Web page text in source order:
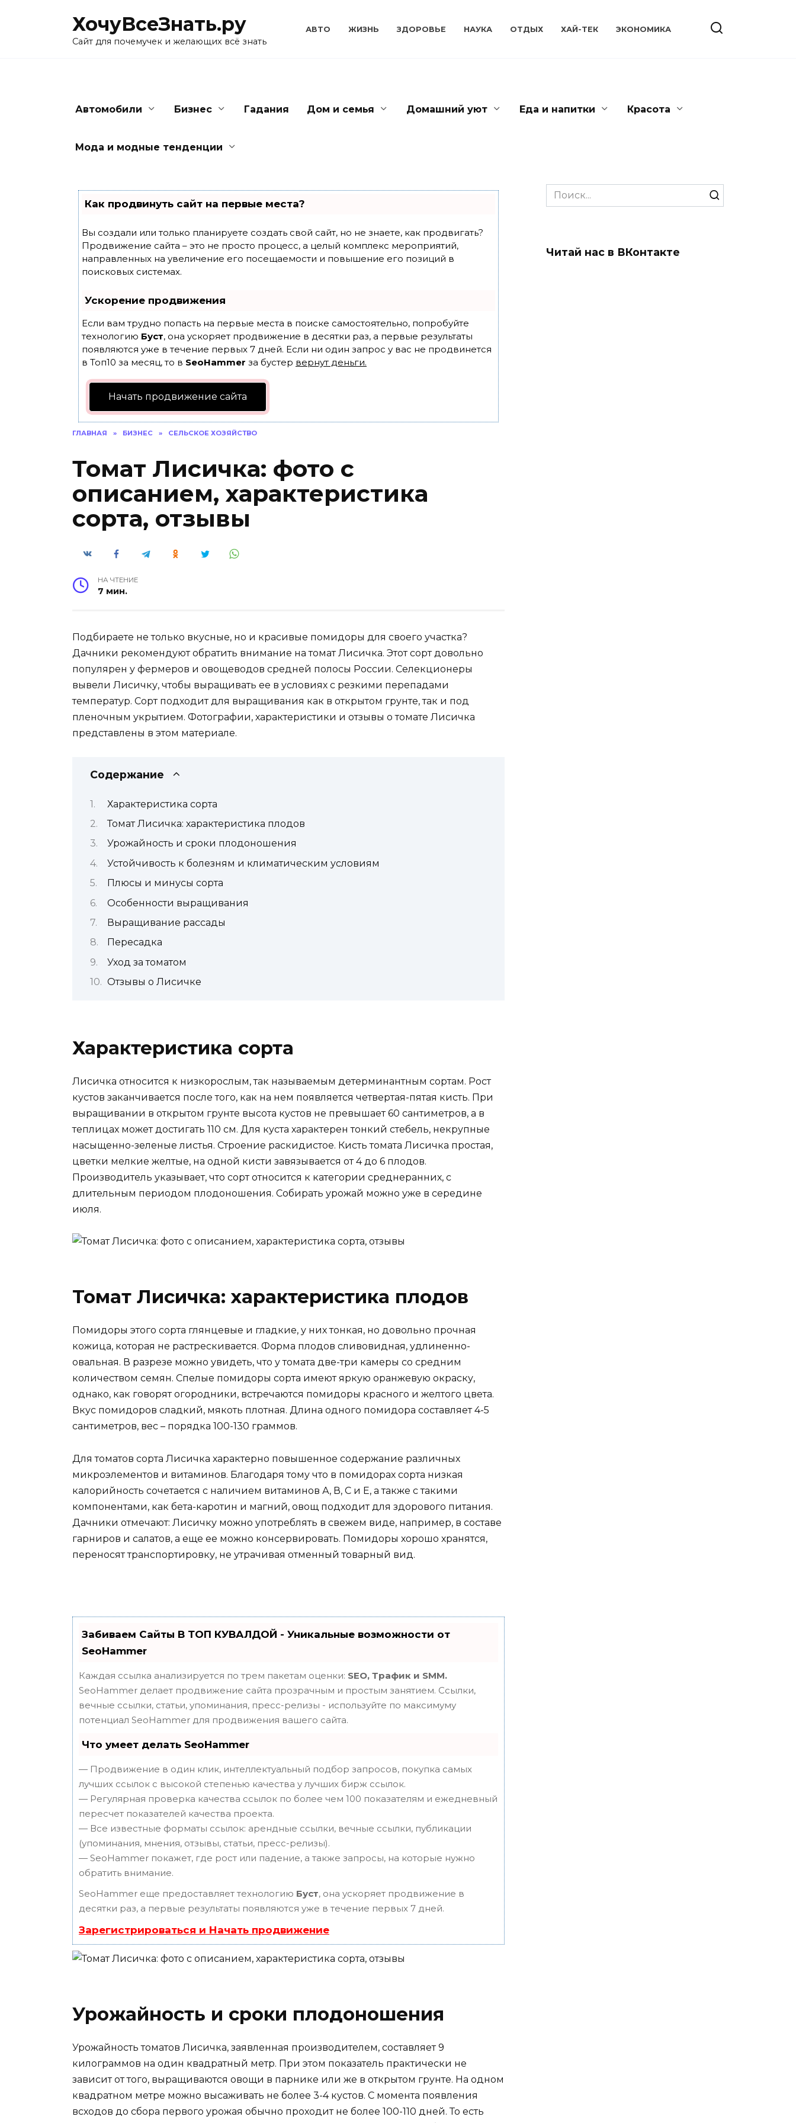
ХочуВсеЗнать.ру
Сайт для почемучек и желающих всё знать
АВТО ЖИЗНЬ ЗДОРОВЬЕ НАУКА ОТДЫХ ХАЙ-ТЕК ЭКОНОМИКА
Автомобили Бизнес Гадания Дом и семья Домашний уют Еда и напитки Красота
Мода и модные тенденции
Как продвинуть сайт на первые места?
Вы создали или только планируете создать свой сайт, но не знаете, как продвигать?
Продвижение сайта – это не просто процесс, а целый комплекс мероприятий,
направленных на увеличение его посещаемости и повышение его позиций в
поисковых системах.
Ускорение продвижения
Если вам трудно попасть на первые места в поиске самостоятельно, попробуйте
технологию Буст, она ускоряет продвижение в десятки раз, а первые результаты
появляются уже в течение первых 7 дней. Если ни один запрос у вас не продвинется
в Топ10 за месяц, то в SeoHammer за бустер вернут деньги.
Начать продвижение сайта
ГЛАВНАЯ » БИЗНЕС » СЕЛЬСКОЕ ХОЗЯЙСТВО
Томат Лисичка: фото с
описанием, характеристика
сорта, отзывы
НА ЧТЕНИЕ
7 мин.
Подбираете не только вкусные, но и красивые помидоры для своего участка?
Дачники рекомендуют обратить внимание на томат Лисичка. Этот сорт довольно
популярен у фермеров и овощеводов средней полосы России. Селекционеры
вывели Лисичку, чтобы выращивать ее в условиях с резкими перепадами
температур. Сорт подходит для выращивания как в открытом грунте, так и под
пленочным укрытием. Фотографии, характеристики и отзывы о томате Лисичка
представлены в этом материале.
Содержание
Характеристика сорта
Томат Лисичка: характеристика плодов
Урожайность и сроки плодоношения
Устойчивость к болезням и климатическим условиям
Плюсы и минусы сорта
Особенности выращивания
Выращивание рассады
Пересадка
Уход за томатом
Отзывы о Лисичке
Характеристика сорта
Лисичка относится к низкорослым, так называемым детерминантным сортам. Рост
кустов заканчивается после того, как на нем появляется четвертая-пятая кисть. При
выращивании в открытом грунте высота кустов не превышает 60 сантиметров, а в
теплицах может достигать 110 см. Для куста характерен тонкий стебель, некрупные
насыщенно-зеленые листья. Строение раскидистое. Кисть томата Лисичка простая,
цветки мелкие желтые, на одной кисти завязывается от 4 до 6 плодов.
Производитель указывает, что сорт относится к категории среднеранних, с
длительным периодом плодоношения. Собирать урожай можно уже в середине
июля.
Томат Лисичка: характеристика плодов
Помидоры этого сорта глянцевые и гладкие, у них тонкая, но довольно прочная
кожица, которая не растрескивается. Форма плодов сливовидная, удлиненно-
овальная. В разрезе можно увидеть, что у томата две-три камеры со средним
количеством семян. Спелые помидоры сорта имеют яркую оранжевую окраску,
однако, как говорят огородники, встречаются помидоры красного и желтого цвета.
Вкус помидоров сладкий, мякоть плотная. Длина одного помидора составляет 4-5
сантиметров, вес – порядка 100-130 граммов.
Для томатов сорта Лисичка характерно повышенное содержание различных
микроэлементов и витаминов. Благодаря тому что в помидорах сорта низкая
калорийность сочетается с наличием витаминов А, В, С и Е, а также с такими
компонентами, как бета-каротин и магний, овощ подходит для здорового питания.
Дачники отмечают: Лисичку можно употреблять в свежем виде, например, в составе
гарниров и салатов, а еще ее можно консервировать. Помидоры хорошо хранятся,
переносят транспортировку, не утрачивая отменный товарный вид.
Забиваем Сайты В ТОП КУВАЛДОЙ - Уникальные возможности от
SeoHammer
Каждая ссылка анализируется по трем пакетам оценки: SEO, Трафик и SMM.
SeoHammer делает продвижение сайта прозрачным и простым занятием. Ссылки,
вечные ссылки, статьи, упоминания, пресс-релизы - используйте по максимуму
потенциал SeoHammer для продвижения вашего сайта.
Что умеет делать SeoHammer
— Продвижение в один клик, интеллектуальный подбор запросов, покупка самых
лучших ссылок с высокой степенью качества у лучших бирж ссылок.
— Регулярная проверка качества ссылок по более чем 100 показателям и ежедневный
пересчет показателей качества проекта.
— Все известные форматы ссылок: арендные ссылки, вечные ссылки, публикации
(упоминания, мнения, отзывы, статьи, пресс-релизы).
— SeoHammer покажет, где рост или падение, а также запросы, на которые нужно
обратить внимание.
SeoHammer еще предоставляет технологию Буст, она ускоряет продвижение в
десятки раз, а первые результаты появляются уже в течение первых 7 дней.
Зарегистрироваться и Начать продвижение
Урожайность и сроки плодоношения
Урожайность томатов Лисичка, заявленная производителем, составляет 9
килограммов на один квадратный метр. При этом показатель практически не
зависит от того, выращиваются овощи в парнике или же в открытом грунте. На одном
квадратном метре можно высаживать не более 3-4 кустов. С момента появления
всходов до сбора первого урожая обычно проходит не более 100-110 дней. То есть
Search
for:
Читай нас в ВКонтакте